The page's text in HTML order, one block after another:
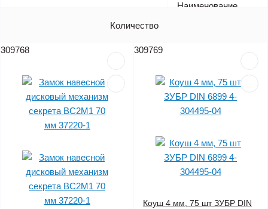
Наименование
Количество
309768 309769
Коуш 4 мм, 75 шт ЗУБР DIN